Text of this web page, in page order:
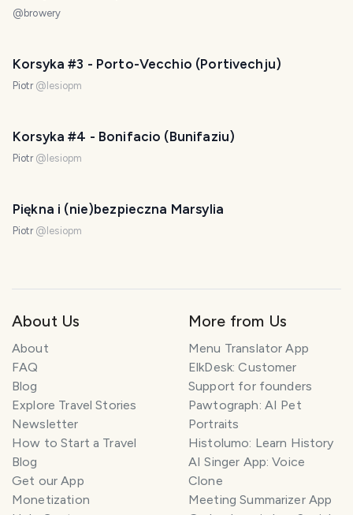
@ browery
Korsyka #3 - Porto-Vecchio (Portivechju)
Piotr @ lesiopm
Korsyka #4 - Bonifacio (Bunifaziu)
Piotr @ lesiopm
Piękna i (nie)bezpieczna Marsylia
Piotr @ lesiopm
About Us
About
FAQ
Blog
Explore Travel Stories
Newsletter
How to Start a Travel
Blog
Get our App
Monetization
More from Us
Menu Translator App
ElkDesk: Customer
Support for founders
Pawtograph: AI Pet
Portraits
Histolumo: Learn History
AI Singer App: Voice
Clone
Meeting Summarizer App